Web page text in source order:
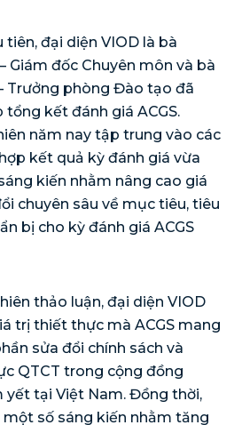
đại diện VIOD là bà
Giám đốc Chuyên môn và bà
Trưởng phòng Đào tạo đã
kết đánh giá ACGS.
năm nay tập trung vào các
kết quả kỳ đánh giá vừa
kiến nhằm nâng cao giá
chuyên sâu về mục tiêu, tiêu
bị cho kỳ đánh giá ACGS
thảo luận, đại diện VIOD
trị thiết thực mà ACGS mang
sửa đổi chính sách và
QTCT trong cộng đồng
yết tại Việt Nam. Đồng thời,
số sáng kiến nhằm tăng